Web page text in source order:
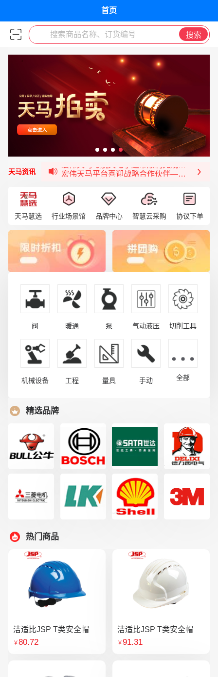
首页
搜索商品名称、订货编号 搜索
天马资讯
宏伟天马与网易严选达成品牌合作
宏伟供应链与第一师阿拉尔市签署战略框架合
宏伟供应链收到来自法国电力集团感谢信
天马慧选 行业场景馆 品牌中心 智慧云采购 协议下单
阀 暖通 泵 气动液压 切削工具
机械设备 工程 量具 手动 全部
精选品牌
热门商品
洁适比JSP T类安全帽
￥80.72
洁适比JSP T类安全帽
￥91.31